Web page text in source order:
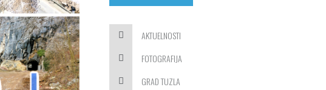
AKTUELNOSTI
FOTOGRAFIJA
GRAD TUZLA